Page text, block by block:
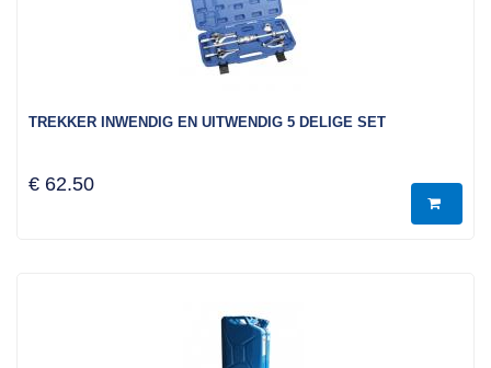
TREKKER INWENDIG EN UITWENDIG 5 DELIGE SET
€ 62.50